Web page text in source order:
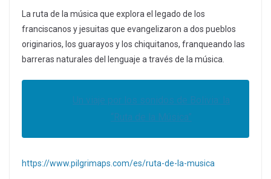
La ruta de la música que explora el legado de los
franciscanos y jesuitas que evangelizaron a dos pueblos
originarios, los guarayos y los chiquitanos, franqueando las
barreras naturales del lenguaje a través de la música.
Un viaje por los sonidos de Bolivia: la
“Ruta de la Música”
https://www.pilgrimaps.com/es/ruta-de-la-musica